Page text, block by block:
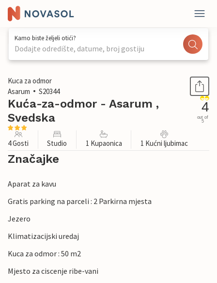
Kamo biste željeli otići?
Dodajte odredište, datume, broj gostiju
1 / 16
Kuca za odmor
Asarum
S20344
Kuća-za-odmor - Asarum ,
Svedska
4
out of
5
4 Gosti Studio 1 Kupaonica 1 Kućni ljubimac
Značajke
Aparat za kavu
Gratis parking na parceli : 2 Parkirna mjesta
Jezero
Klimatizacijski uredaj
Kuca za odmor : 50 m2
Mjesto za ciscenje ribe-vani